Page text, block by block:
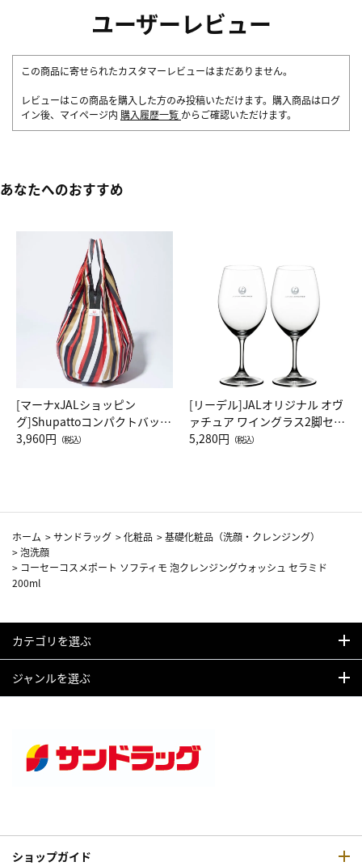
ユーザーレビュー
この商品に寄せられたカスタマーレビューはまだありません。
レビューはこの商品を購入した方のみ投稿いただけます。購入商品はログ
イン後、マイページ内 購入履歴一覧 からご確認いただけます。
あなたへのおすすめ
[マーナxJALショッピン
グ]Shupattoコンパクトバッグ
Drop JAL客室乗務員（LC）ス
3,960円 （税込）
[リーデル]JALオリジナル オヴ
ァチュア ワイングラス2脚セッ
ト（レッドワイン）
5,280円 （税込）
ホーム >サンドラッグ >化粧品 >基礎化粧品（洗顔・クレンジング）
>泡洗顔
> コーセーコスメポート ソフティモ 泡クレンジングウォッシュ セラミド
200ml
カテゴリを選ぶ
ジャンルを選ぶ
ショップガイド